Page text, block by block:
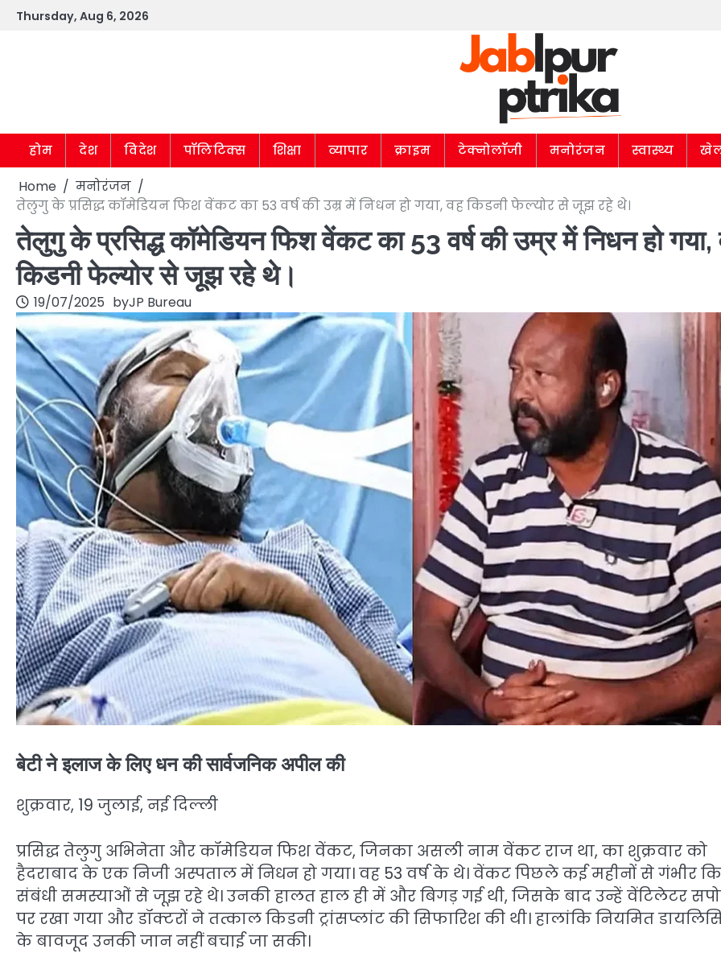
SkipThursday, Aug 6, 2026
होम देश विदेश पॉलिटिक्स शिक्षा व्यापार क्राइम टेक्नोलॉजी मनोरंजन स्वास्थ्य
Home
मनोरंजन
तेलुगु के प्रसिद्ध कॉमेडियन फिश वेंकट का 53 वर्ष की उम्र में निधन हो गया, वह किडनी फेल्योर से जूझ रहे थे।
तेलुगु के प्रसिद्ध कॉमेडियन फिश वेंकट का 53 वर्ष की उम्र में निधन हो गया,
किडनी फेल्योर से जूझ रहे थे।
19/07/2025 byJP Bureau
बेटी ने इलाज के लिए धन की सार्वजनिक अपील की
शुक्रवार, 19 जुलाई, नई दिल्ली
प्रसिद्ध तेलुगु अभिनेता और कॉमेडियन फिश वेंकट, जिनका असली नाम वेंकट राज था, का शुक्रवार को
हैदराबाद के एक निजी अस्पताल में निधन हो गया। वह 53 वर्ष के थे। वेंकट पिछले कई महीनों से गंभीर
संबंधी समस्याओं से जूझ रहे थे। उनकी हालत हाल ही में और बिगड़ गई थी, जिसके बाद उन्हें वेंटिलेटर
पर रखा गया और डॉक्टरों ने तत्काल किडनी ट्रांसप्लांट की सिफारिश की थी। हालांकि नियमित
के बावजूद उनकी जान नहीं बचाई जा सकी।